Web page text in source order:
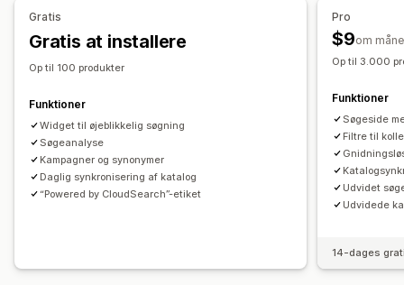
Dynamisk på mobil
Side med søgeresultater
Analyser
Gratis
Gratis at installere
Op til 100 produkter
Funktioner
Widget til øjeblikkelig søgning
Søgeanalyse
Kampagner og synonymer
Daglig synkronisering af katalog
“Powered by CloudSearch”-etiket
Pro
$9om
Op til 3.000
Funktioner
Søgeside
Filtre til
Udvidet
Udvidede
14-dages